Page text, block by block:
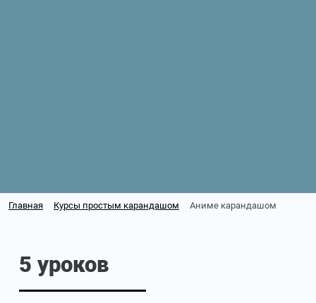
Главная Курсы простым карандашом Аниме карандашом
5 уроков